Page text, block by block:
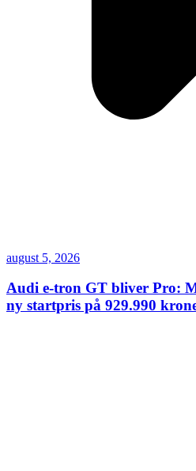
august 5, 2026
Audi e-tron GT bliver Pro:
ny startpris på 929.990